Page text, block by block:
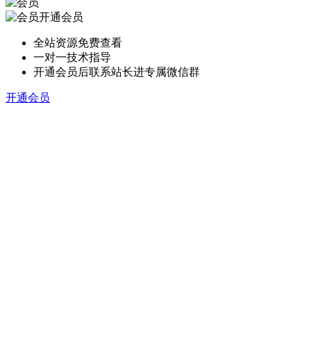
开通会员
全站资源免费查看
一对一技术指导
开通会员后联系站长进专属微信群
开通会员